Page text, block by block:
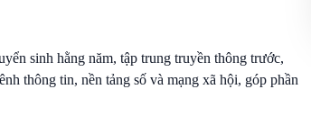
sinh hằng năm, tập trung truyền thông trước,
thông tin, nền tảng số và mạng xã hội, góp phần